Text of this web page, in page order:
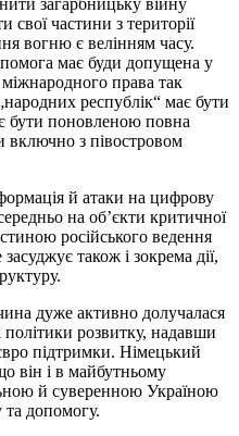
свої частини з території
вогню є велінням часу.
має буди допущена у
права так
республік“ має бути
поновленою повна
включно з півостровом
й атаки на цифрову
на об’єкти критичної
російського ведення
також і зокрема дії,
дуже активно долучалася
політики розвитку, надавши
підтримки. Німецький
він і в майбутньому
й суверенною Україною
та допомогу.